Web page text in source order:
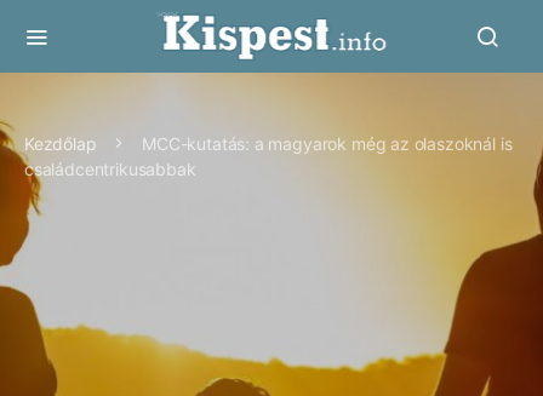
Kezdőlap
MCC-kutatás: a magyarok még az olaszoknál is
családcentrikusabbak